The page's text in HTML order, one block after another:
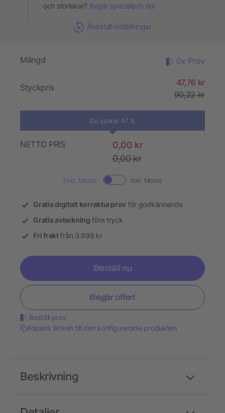
och storlekar? Begär specialpris nu!
Återställ inställningar
Mängd 0x Prov
Styckpris
47,76 kr
90,22 kr
Du sparar 47 %
NETTO PRIS
0,00 kr
0,00 kr
Exkl. Moms. Inkl. Moms
Gratis digitalt korrekturprov för godkännande
Gratis avbokning före tryck
Fri fraktfrån 3.999 kr
Beställ nu
Begär offert
Beställ prov
Kopiera länken till den konfigurerade produkten
Beskrivning